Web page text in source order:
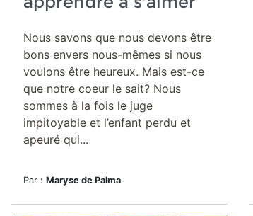
Nous savons que nous devons être
bons envers nous-mêmes si nous
voulons être heureux. Mais est-ce
que notre coeur le sait? Nous
sommes à la fois le juge
impitoyable et l’enfant perdu et
apeuré qui...
Par : Maryse de Palma